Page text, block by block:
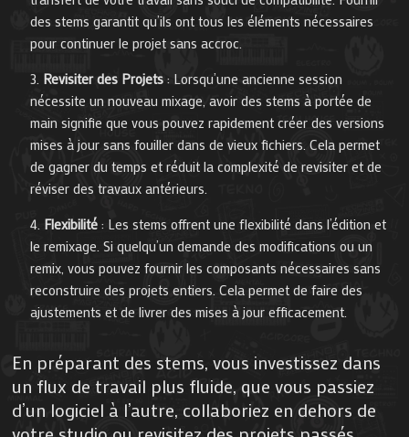
des stems garantit qu’ils ont tous les éléments nécessaires
pour continuer le projet sans accroc.
Revisiter des Projets : Lorsqu’une ancienne session
nécessite un nouveau mixage, avoir des stems à portée de
main signifie que vous pouvez rapidement créer des versions
mises à jour sans fouiller dans de vieux fichiers. Cela permet
de gagner du temps et réduit la complexité de revisiter et de
réviser des travaux antérieurs.
Flexibilité : Les stems offrent une flexibilité dans l’édition et
le remixage. Si quelqu’un demande des modifications ou un
remix, vous pouvez fournir les composants nécessaires sans
reconstruire des projets entiers. Cela permet de faire des
ajustements et de livrer des mises à jour efficacement.
En préparant des stems, vous investissez dans
un flux de travail plus fluide, que vous passiez
d’un logiciel à l’autre, collaboriez en dehors de